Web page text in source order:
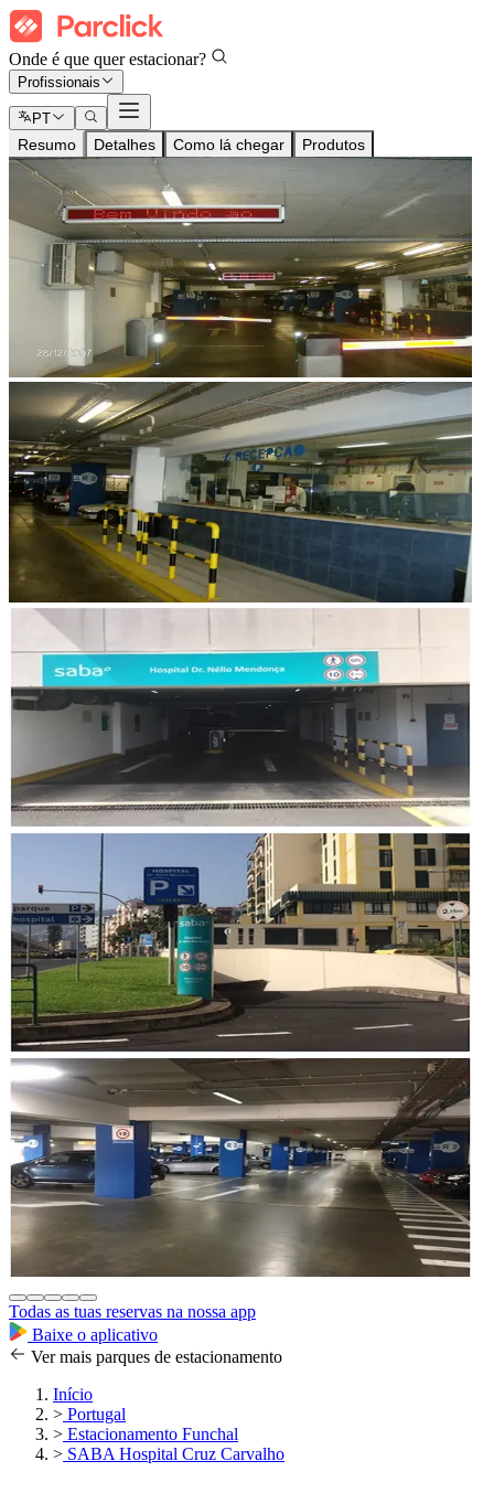
Onde é que quer estacionar?
Profissionais
PT
Resumo Detalhes Como lá chegar Produtos
Todas as tuas reservas na nossa app
Baixe o aplicativo
Ver mais parques de estacionamento
Início
> Portugal
> Estacionamento Funchal
> SABA Hospital Cruz Carvalho